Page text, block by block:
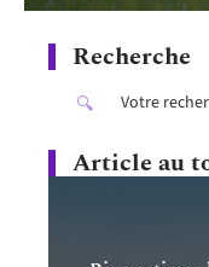
Recherche
Article au